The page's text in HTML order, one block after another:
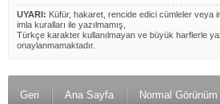
UYARI: Küfür, hakaret, rencide edici cümleler veya
imla kuralları ile yazılmamış,
Türkçe karakter kullanılmayan ve büyük harflerle
onaylanmamaktadır.
Geri Ana Sayfa Normal Görünüm